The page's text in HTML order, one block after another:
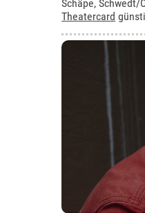
Schäpe, Schwedt/
Theatercard